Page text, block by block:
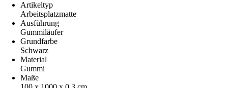
Artikeltyp
Arbeitsplatzmatte
Ausführung
Gummiläufer
Grundfarbe
Schwarz
Material
Gummi
Maße